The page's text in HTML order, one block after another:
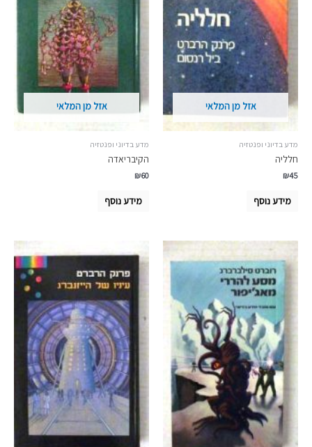
אזל מן המלאי
מדע בדיוני ופנטזיה
חלליה
₪45
מידע נוסף
אזל מן המלאי
מדע בדיוני ופנטזיה
הקיבריאדה
₪60
מידע נוסף